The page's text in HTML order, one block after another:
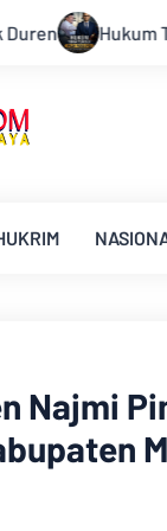
Kritik
Najmi